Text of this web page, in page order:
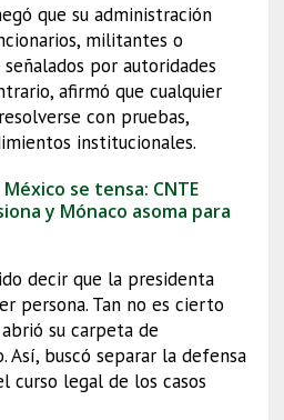
que su administración
militantes o
por autoridades
afirmó que cualquier
con pruebas,
institucionales.
México se tensa: CNTE
y Mónaco asoma para
decir que la presidenta
persona. Tan no es cierto
su carpeta de
Así, buscó separar la defensa
curso legal de los casos